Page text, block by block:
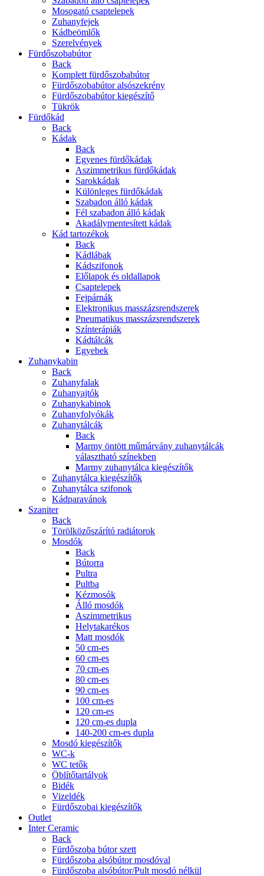
Mosogató csaptelepek
Zuhanyfejek
Kádbeömlők
Szerelvények
Fürdőszobabútor
Back
Komplett fürdőszobabútor
Fürdőszobabútor alsószekrény
Fürdőszobabútor kiegészítő
Tükrök
Fürdőkád
Back
Kádak
Back
Egyenes fürdőkádak
Aszimmetrikus fürdőkádak
Sarokkádak
Különleges fürdőkádak
Szabadon álló kádak
Fél szabadon álló kádak
Akadálymentesített kádak
Kád tartozékok
Back
Kádlábak
Kádszifonok
Előlapok és oldallapok
Csaptelepek
Fejpárnák
Elektronikus masszázsrendszerek
Pneumatikus masszázsrendszerek
Színterápiák
Kádtálcák
Egyebek
Zuhanykabin
Back
Zuhanyfalak
Zuhanyajtók
Zuhanykabinok
Zuhanyfolyókák
Zuhanytálcák
Back
Marmy öntött műmárvány zuhanytálcák
választható színekben
Marmy zuhanytálca kiegészítők
Zuhanytálca kiegészítők
Zuhanytálca szifonok
Kádparavánok
Szaniter
Back
Törölközőszárító radiátorok
Mosdók
Back
Bútorra
Pultra
Pultba
Kézmosók
Álló mosdók
Aszimmetrikus
Helytakarékos
Matt mosdók
50 cm-es
60 cm-es
70 cm-es
80 cm-es
90 cm-es
100 cm-es
120 cm-es
120 cm-es dupla
140-200 cm-es dupla
Mosdó kiegészítők
WC-k
WC tetők
Öblítőtartályok
Bidék
Vizeldék
Fürdőszobai kiegészítők
Outlet
Inter Ceramic
Back
Fürdőszoba bútor szett
Fürdőszoba alsóbútor mosdóval
Fürdőszoba alsóbútor/Pult mosdó nélkül